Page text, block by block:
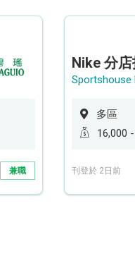
兼職
Nike 分
Sportshouse
多區
16,000
刊登於 2日前